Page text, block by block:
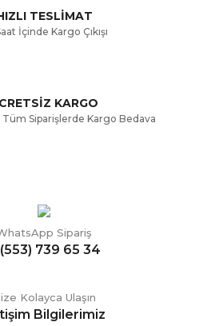
Gönder
TESLİMAT
İçinde Kargo Çıkışı
KARGO
Siparişlerde Kargo Bedava
Sipariş
739 65 34
Kolayca Ulaşın
Bilgilerimiz